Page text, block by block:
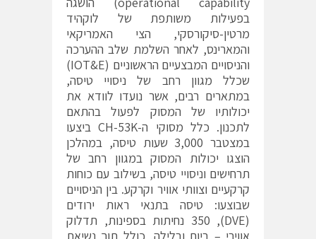
בפעילות משותפת של לוקהיד
מרטין-סיקורסקי, הצי האמריקאי
והמארינס, לאחר השלמת שלב ההערכה
והניסויים המבצעיים הראשוניים (IOT&E)
שכלל מגוון רחב של ניסויי טיסה,
במתארים רבים, אשר נועדו לוודא את
יכולותיו של המסוק לפעול בהתאם
לתכנון. כלל מסוקי ה-CH-53K ביצעו
במצטבר 3,000 שעות טיסה, במהלכן
הוצגו יכולות המסוק במגוון רחב של
תרחישים וניסויי טיסה, בשילוב עם כוחות
קרקעיים וצוותי אוויר וקרקע. בין הניסויים
שבוצעו: טיסה בתנאי ראות ירודים
(DVE), 350 נחיתות בספינות, תדלוק
אווירי – ביום ובלילה, כולל תוך נשיאת